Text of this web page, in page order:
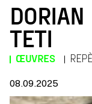
DORIAN
TETI
ŒUVRES
08.09.2025